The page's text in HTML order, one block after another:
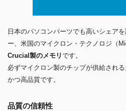
日本のパソコンパーツでも高いシェア
ー、米国のマイクロン・テクノロジ（
Crucial製のメモリです。
必ずマイクロン製のチップが供給され
かつ高品質です。
品質の信頼性